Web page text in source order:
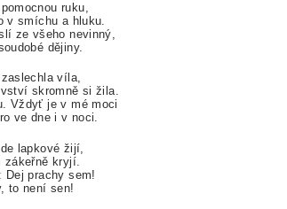
ruku,
v smíchu a hluku.
ze všeho nevinný,
dějiny.
víla,
skromně si žila.
Vždyť je v mé moci
ve dne i v noci.
lapkové žijí,
kryjí.
Dej prachy sem!
to není sen!